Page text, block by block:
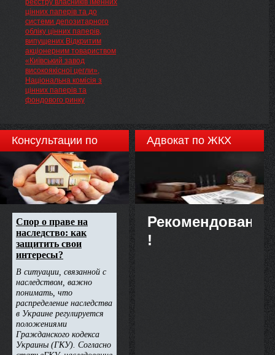
реєстру власників іменних
цінних паперів та до
системи депозитарного
обліку цінних паперів,
випущених Відкритим
акціонерним товариством
«Київський завод
високоякісної цегли»,
Національна комісія з
цінних паперів та
фондового ринку
Консультации по
недвижимости
Адвокат по ЖКХ
Рекомендовано
!